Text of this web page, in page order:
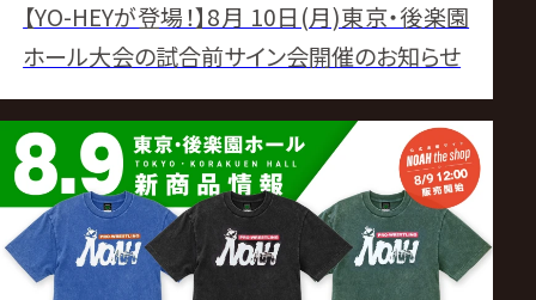
ア
公
式
サ
【YO-HEYが登場！】8月 10日(月)東京・後楽園
ホール大会の試合前サイン会開催のお知らせ